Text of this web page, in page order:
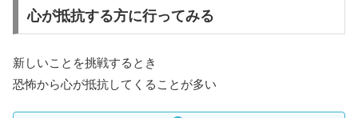
心が抵抗する方に行ってみる
新しいことを挑戦するとき
恐怖から心が抵抗してくることが多い